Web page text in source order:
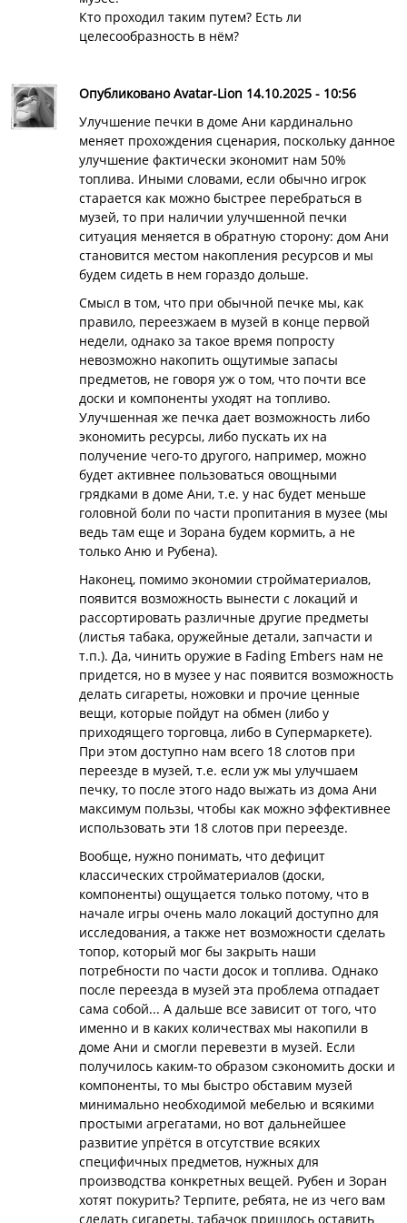
Кто проходил таким путем? Есть ли
целесообразность в нём?
Опубликовано Avatar-Lion 14.10.2025 - 10:56
Улучшение печки в доме Ани кардинально
меняет прохождения сценария, поскольку данное
улучшение фактически экономит нам 50%
топлива. Иными словами, если обычно игрок
старается как можно быстрее перебраться в
музей, то при наличии улучшенной печки
ситуация меняется в обратную сторону: дом Ани
становится местом накопления ресурсов и мы
будем сидеть в нем гораздо дольше.
Смысл в том, что при обычной печке мы, как
правило, переезжаем в музей в конце первой
недели, однако за такое время попросту
невозможно накопить ощутимые запасы
предметов, не говоря уж о том, что почти все
доски и компоненты уходят на топливо.
Улучшенная же печка дает возможность либо
экономить ресурсы, либо пускать их на
получение чего-то другого, например, можно
будет активнее пользоваться овощными
грядками в доме Ани, т.е. у нас будет меньше
головной боли по части пропитания в музее (мы
ведь там еще и Зорана будем кормить, а не
только Аню и Рубена).
Наконец, помимо экономии стройматериалов,
появится возможность вынести с локаций и
рассортировать различные другие предметы
(листья табака, оружейные детали, запчасти и
т.п.). Да, чинить оружие в Fading Embers нам не
придется, но в музее у нас появится возможность
делать сигареты, ножовки и прочие ценные
вещи, которые пойдут на обмен (либо у
приходящего торговца, либо в Супермаркете).
При этом доступно нам всего 18 слотов при
переезде в музей, т.е. если уж мы улучшаем
печку, то после этого надо выжать из дома Ани
максимум пользы, чтобы как можно эффективнее
использовать эти 18 слотов при переезде.
Вообще, нужно понимать, что дефицит
классических стройматериалов (доски,
компоненты) ощущается только потому, что в
начале игры очень мало локаций доступно для
исследования, а также нет возможности сделать
топор, который мог бы закрыть наши
потребности по части досок и топлива. Однако
после переезда в музей эта проблема отпадает
сама собой... А дальше все зависит от того, что
именно и в каких количествах мы накопили в
доме Ани и смогли перевезти в музей. Если
получилось каким-то образом сэкономить доски и
компоненты, то мы быстро обставим музей
минимально необходимой мебелью и всякими
простыми агрегатами, но вот дальнейшее
развитие упрётся в отсутствие всяких
специфичных предметов, нужных для
производства конкретных вещей. Рубен и Зоран
хотят покурить? Терпите, ребята, не из чего вам
сделать сигареты, табачок пришлось оставить